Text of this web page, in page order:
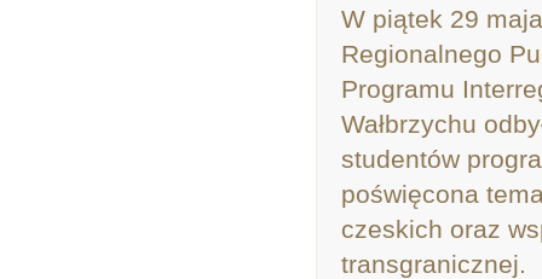
W piątek 29
Regionalnego
Programu
Wałbrzychu
studentów
poświęcona
czeskich oraz
transgranicznej.